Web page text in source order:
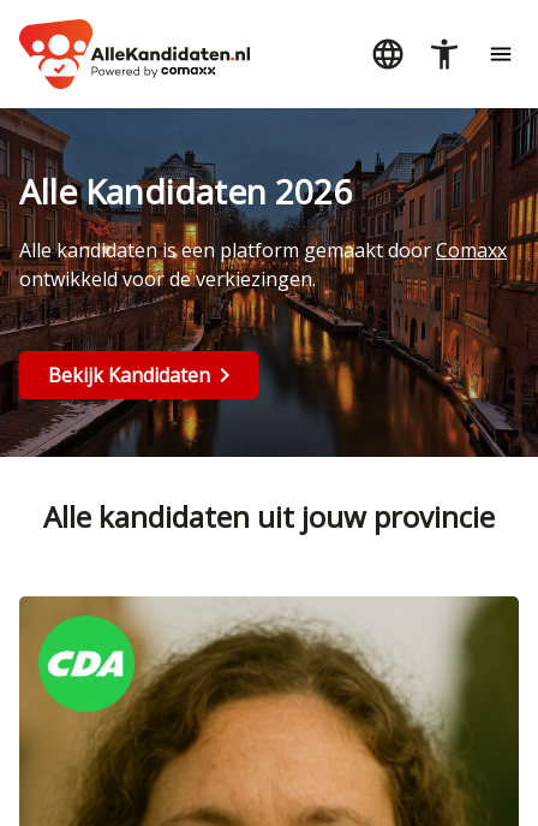
Alle Kandidaten 2026
Alle kandidaten is een platform gemaakt doorComaxx
ontwikkeld voor de verkiezingen.
Bekijk Kandidaten
Alle kandidaten uit jouw provincie